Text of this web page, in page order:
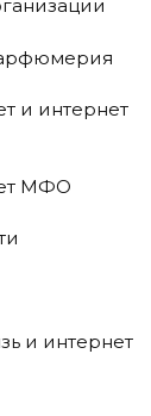
и интернет
МФО
и интернет